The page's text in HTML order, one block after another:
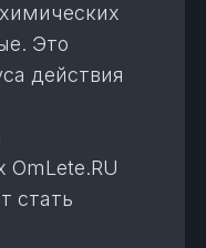
Это
действия
OmLete.RU
стать